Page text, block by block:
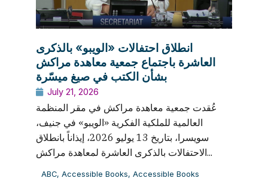
انطلاق احتفالات «الويبو» بالذكرى
العاشرة باجتماع جمعية معاهدة مراكش
بشأن الكتب في صيغ ميسّرة
July 21, 2026
عُقدت جمعية معاهدة مراكش في مقر المنظمة
العالمية للملكية الفكرية «الويبو» في جنيف،
سويسرا، بتاريخ 13 يوليو 2026، إيذاناً بانطلاق
الاحتفالات بالذكرى العاشرة لمعاهدة مراكش...
ABC, Accessible Books, Accessible Books